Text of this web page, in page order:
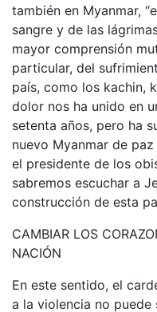
también en Myanmar,
sangre y de las
mayor comprensión
particular, del
país, como los kachin,
dolor nos ha unido en
setenta años, pero ha
nuevo Myanmar de
el presidente de los
sabremos escuchar a
construcción de esta
CAMBIAR LOS
NACIÓN
En este sentido, el
a la violencia no puede